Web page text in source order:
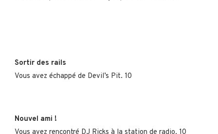
Sortir des rails
Vous avez échappé de Devil’s Pit. 10
Nouvel ami !